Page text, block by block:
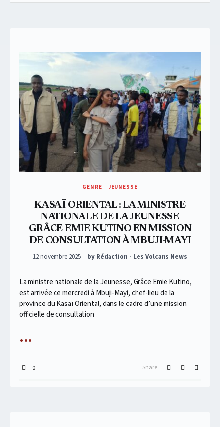
GENRE JEUNESSE
KASAÏ ORIENTAL : LA MINISTRE
NATIONALE DE LA JEUNESSE
GRÂCE EMIE KUTINO EN MISSION
DE CONSULTATION À MBUJI-MAYI
Posted on
12 novembre 2025 by Rédaction - Les Volcans News
La ministre nationale de la Jeunesse, Grâce Emie Kutino,
est arrivée ce mercredi à Mbuji-Mayi, chef-lieu de la
province du Kasaï Oriental, dans le cadre d’une mission
officielle de consultation
0 Share